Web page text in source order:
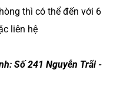
thì có thể đến với 6
liên hệ
Số 241 Nguyễn Trãi -